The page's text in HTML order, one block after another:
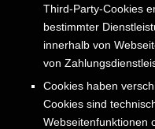
Third-Party-Cookies
bestimmter
innerhalb von
von
Cookies haben
Cookies sind
Webseitenfunktionen